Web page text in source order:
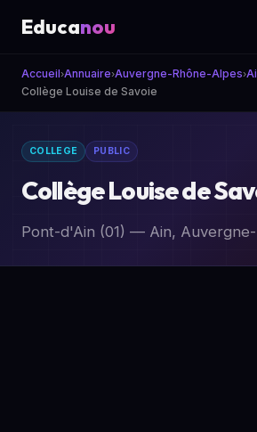
Educanou
Accueil›Annuaire›Auvergne-Rhône-Alpes›
Collège Louise de Savoie
COLLEGE PUBLIC
Collège Louise de
Pont-d'Ain (01) — Ain,